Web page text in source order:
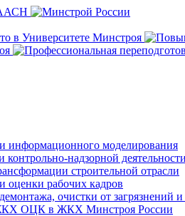
информационного моделирования
контрольно-надзорной деятельности
строительной отрасли
оценки рабочих кадров
очистки от загрязнений и
ОЦК в ЖКХ Минстроя России